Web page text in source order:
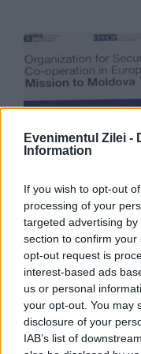
Evenimentul Zilei -
Information
If you wish to opt-out
processing of your
targeted advertising
section to confirm
opt-out request is
interest-based ads
us or personal
your opt-out. You may
disclosure of your
IAB’s list of
Oficial
Republica